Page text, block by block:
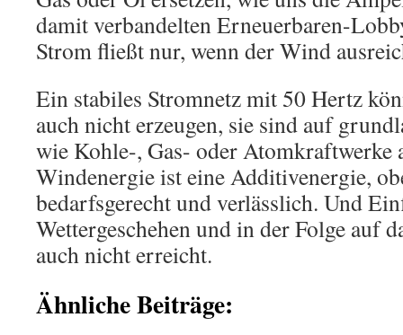
damit verbandelten Erneuerbaren-
Strom fließt nur, wenn der Wind
Ein stabiles Stromnetz mit 50 Hertz
auch nicht erzeugen, sie sind auf
wie Kohle-, Gas- oder Atomkraftwerke
Windenergie ist eine Additivenergie,
bedarfsgerecht und verlässlich. Und
Wettergeschehen und in der Folge auf
auch nicht erreicht.
Ähnliche Beiträge: